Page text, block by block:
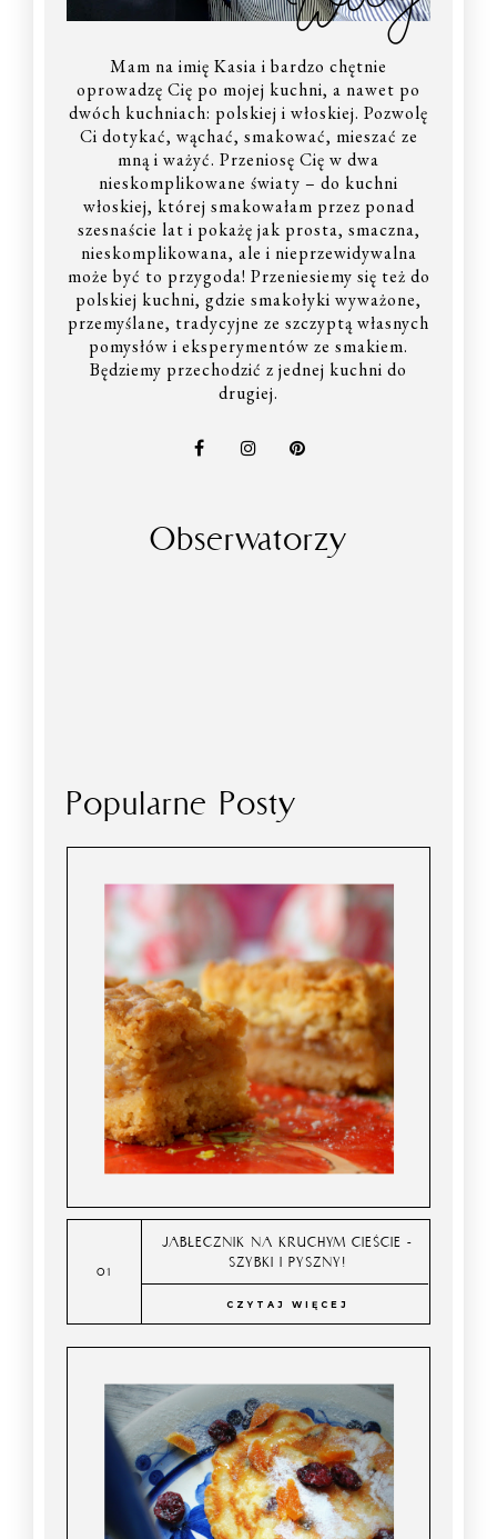
Mam na imię Kasia i bardzo chętnie
oprowadzę Cię po mojej kuchni, a nawet po
dwóch kuchniach: polskiej i włoskiej. Pozwolę
Ci dotykać, wąchać, smakować, mieszać ze
mną i ważyć. Przeniosę Cię w dwa
nieskomplikowane światy – do kuchni
włoskiej, której smakowałam przez ponad
szesnaście lat i pokażę jak prosta, smaczna,
nieskomplikowana, ale i nieprzewidywalna
może być to przygoda! Przeniesiemy się też do
polskiej kuchni, gdzie smakołyki wyważone,
przemyślane, tradycyjne ze szczyptą własnych
pomysłów i eksperymentów ze smakiem.
Będziemy przechodzić z jednej kuchni do
drugiej.
Obserwatorzy
Popularne Posty
JABŁECZNIK NA KRUCHYM CIEŚCIE -
SZYBKI I PYSZNY!
CZYTAJ WIĘCEJ